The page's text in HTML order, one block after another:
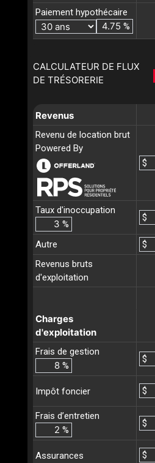
Paiement hypothécaire
%
CALCULATEUR DE FLUX
DE TRÉSORERIE
Revenus
Revenu de location brut
Powered By
$
Taux d'inoccupation
%
$
Autre
$
Revenus bruts
d'exploitation
Charges
d'exploitation
Frais de gestion
%
$
Impôt foncier $
Frais d’entretien
%
$
Assurances $